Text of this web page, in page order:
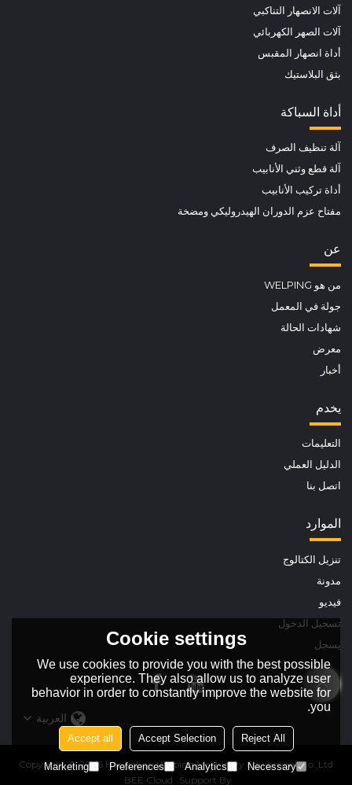
آلات الانصهار التناكبي
آلات الصهر الكهربائي
أداة انصهار المقبس
بثق البلاستيك
أداة السباكة
آلة تنظيف الصرف
آلة قطع وثني الأنابيب
أداة تركيب الأنابيب
مفتاح عزم الدوران الهيدروليكي ومضخة
عن
من هو WELPING
جولة في المعمل
شهادات الحالة
معرض
أخبار
يخدم
التعليمات
الدليل العملي
اتصل بنا
الموارد
تنزيل الكتالوج
مدونة
فيديو
تسجيل الدخول
يسجل
العربية
Copyright © 2026 Hangzhou Welping Machinery Equipment Co.,Ltd
Support By
BEE Cloud
Cookie settings
We use cookies to provide you with the best possible
experience. They also allow us to analyze user
behavior in order to constantly improve the website for
you.
Reject All
Accept Selection
Accept all
Necessary
Analytics
Preferences
Marketing